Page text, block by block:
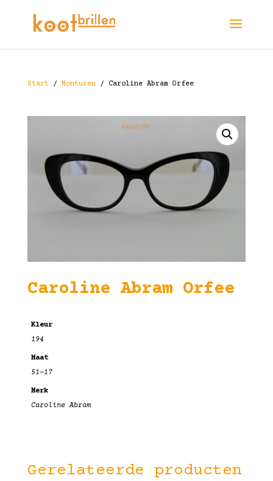
Start/ Monturen/ Caroline Abram Orfee
Caroline Abram Orfee
Kleur
194
Maat
51-17
Merk
Caroline Abram
Gerelateerde producten